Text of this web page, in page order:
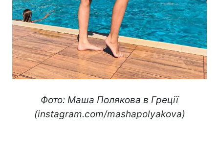
Фото: Маша Полякова в Греції
(instagram.com/mashapolyakova)